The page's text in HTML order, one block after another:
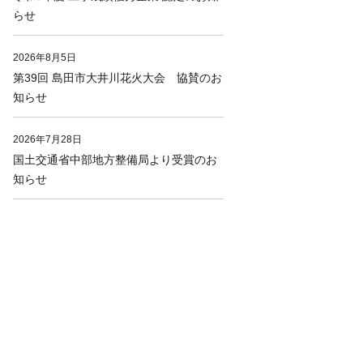
らせ
2026年8月5日
第39回 島田市大井川花火大会 協賛のお
知らせ
2026年7月28日
国土交通省中部地方整備局より受賞のお
知らせ